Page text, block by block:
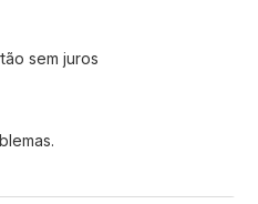
sem juros